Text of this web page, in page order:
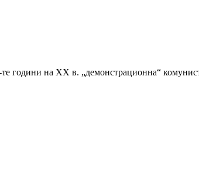
години на ХХ в. „демонстрационна“